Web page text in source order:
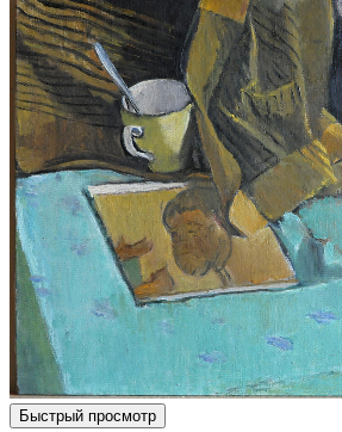
Быстрый просмотр